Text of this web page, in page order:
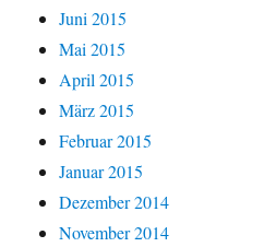
Juni 2015
Mai 2015
April 2015
März 2015
Februar 2015
Januar 2015
Dezember 2014
November 2014